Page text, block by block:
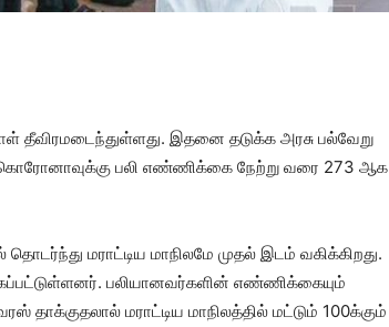
தீவிரமடைந்துள்ளது. இதனை தடுக்க அரசு பல்வேறு
பலி எண்ணிக்கை நேற்று வரை 273 ஆக
மராட்டிய மாநிலமே முதல் இடம் வகிக்கிறது.
பலியானவர்களின் எண்ணிக்கையும்
மராட்டிய மாநிலத்தில் மட்டும் 100க்கும்